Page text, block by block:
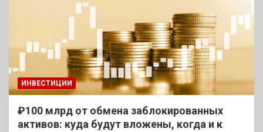
ИНВЕСТИЦИИ
₽100 млрд от обмена заблокированных
активов: куда будут вложены, когда и к